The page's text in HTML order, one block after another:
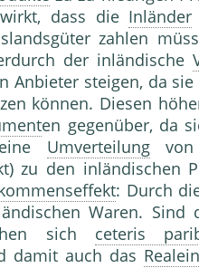
dass die Inländer
zahlen
der inländische
Anbieter steigen, da
können. Diesen
en gegenüber, da
Umverteilungvon
zu den inländischen
: Durch
Waren.
sich ceteris
damit auch das